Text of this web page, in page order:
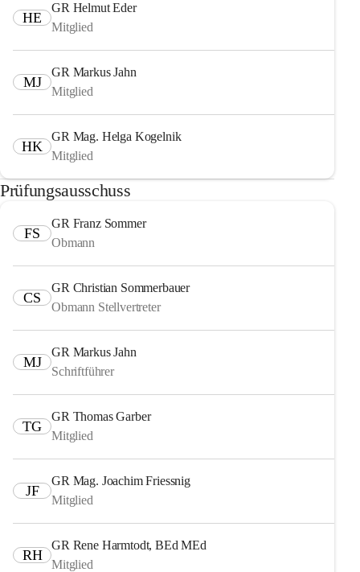
HE
GR Helmut Eder
Mitglied
MJ
GR Markus Jahn
Mitglied
HK
GR Mag. Helga Kogelnik
Mitglied
Prüfungsausschuss
FS
GR Franz Sommer
Obmann
CS
GR Christian Sommerbauer
Obmann Stellvertreter
MJ
GR Markus Jahn
Schriftführer
TG
GR Thomas Garber
Mitglied
JF
GR Mag. Joachim Friessnig
Mitglied
RH
GR Rene Harmtodt, BEd MEd
Mitglied